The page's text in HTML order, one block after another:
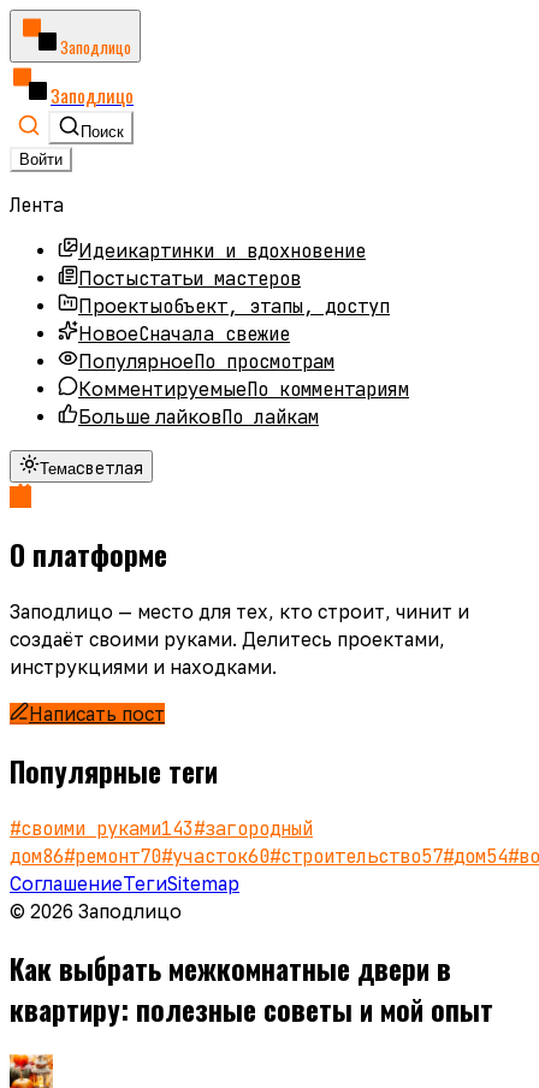
Заподлицо
Заподлицо
Поиск
Войти
Лента
Идеикартинки и вдохновение
Постыстатьи мастеров
Проектыобъект, этапы, доступ
НовоеСначала свежие
ПопулярноеПо просмотрам
КомментируемыеПо комментариям
Больше лайковПо лайкам
Темасветлая
О платформе
Заподлицо — место для тех, кто строит, чинит и
создаёт своими руками. Делитесь проектами,
инструкциями и находками.
Написать пост
Популярные теги
#своими руками143#загородный
дом86#ремонт70#участок60#строительство57#дом54#
СоглашениеТегиSitemap
© 2026 Заподлицо
Как выбрать межкомнатные двери в
квартиру: полезные советы и мой опыт